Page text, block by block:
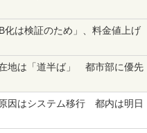
化は検証のため」、料金値上げ
地は「道半ば」 都市部に優先
因はシステム移行 都内は明日